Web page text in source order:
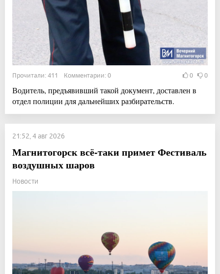
Прочитали: 411 Комментарии: 0 0 0
Водитель, предъявивший такой документ, доставлен в
отдел полиции для дальнейших разбирательств.
21:52, 4 авг 2026
Магнитогорск всё-таки примет Фестиваль
воздушных шаров
Новости